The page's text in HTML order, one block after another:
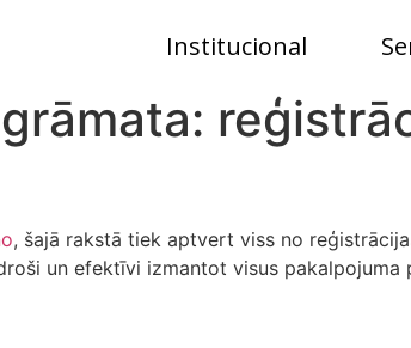
Institucional
, šajā rakstā tiek aptvert viss no
un efektīvi izmantot visus pakalpojuma